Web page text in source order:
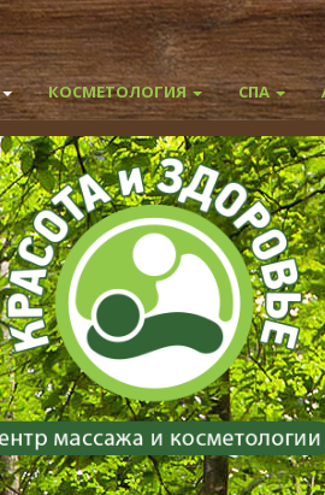
КОСМЕТОЛОГИЯ СПА